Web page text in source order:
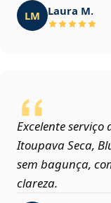
LM Laura M.
Excelente
Itoupava Seca,
sem bagunça,
clareza.